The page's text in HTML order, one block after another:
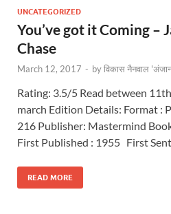
UNCATEGORIZED
You’ve got it Coming –
Chase
March 12, 2017 - byविकास नैनवाल
Rating: 3.5/5 Read between
march Edition Details: Format :
216 Publisher: Mastermind
First Published : 1955 First
READ MORE